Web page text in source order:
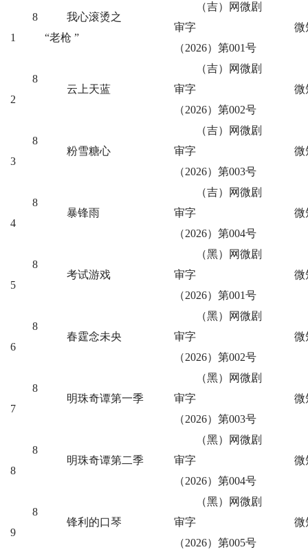
8
1
我心滚烫之
“老枪 ”
（吉）网微剧
审字
（2026）第001号
微
8
2
云上天蓝
（吉）网微剧
审字
（2026）第002号
微
8
3
粉雪糖心
（吉）网微剧
审字
（2026）第003号
微
8
4
暴锋雨
（吉）网微剧
审字
（2026）第004号
微
8
5
考试游戏
（黑）网微剧
审字
（2026）第001号
微
8
6
春霆念未央
（黑）网微剧
审字
（2026）第002号
微
8
7
明珠奇谭第一季
（黑）网微剧
审字
（2026）第003号
微
8
8
明珠奇谭第二季
（黑）网微剧
审字
（2026）第004号
微
8
9
锋利的口琴
（黑）网微剧
审字
（2026）第005号
微